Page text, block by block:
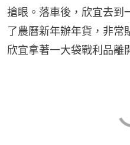
搶眼。落車後，欣宜去到
了農曆新年辦年貨，非常
欣宜拿著一大袋戰利品離